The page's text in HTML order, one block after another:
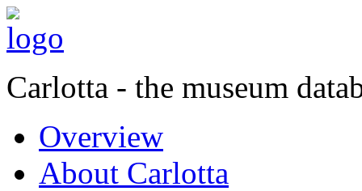
Carlotta - the museum
Overview
About Carlotta